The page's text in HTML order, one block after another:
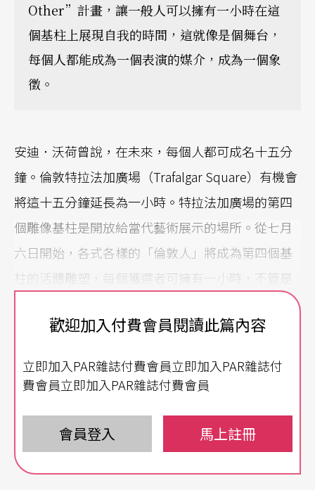
Other”計畫，讓一般人可以擁有一小時在這
個基柱上展現自我的時間，這就像是個舞台，
每個人都能成為一個表演的媒介，成為一個象
徵。
安迪．沃荷曾說，在未來，每個人都可成名十五分
鐘。倫敦特拉法加廣場（Trafalgar Square）有機會
將這十五分鐘延長為一小時。特拉法加廣場的第四
個雕像基柱是開放給當代藝術展示的場所。從七月
六日開始，各式各樣的「倫敦人」將成為第四個基
柱的活體雕塑，每個獲選者可擁有一小時，不管是
藝術家安東尼．葛姆雷（Anthony Gormley）提出
結束。
英國知名女演員茱蒂．丹區獲邀擔任這項活動的推
廣大使，茱蒂．丹區說：「這個基柱就像是一個舞
台，任何表演都可能在這裡發生。」她指出，特拉
歡迎加入付費會員閱讀此篇內容
立即加入PAR雜誌付費會員立即加入PAR雜誌付
費會員立即加入PAR雜誌付費會員
會員登入 馬上註冊